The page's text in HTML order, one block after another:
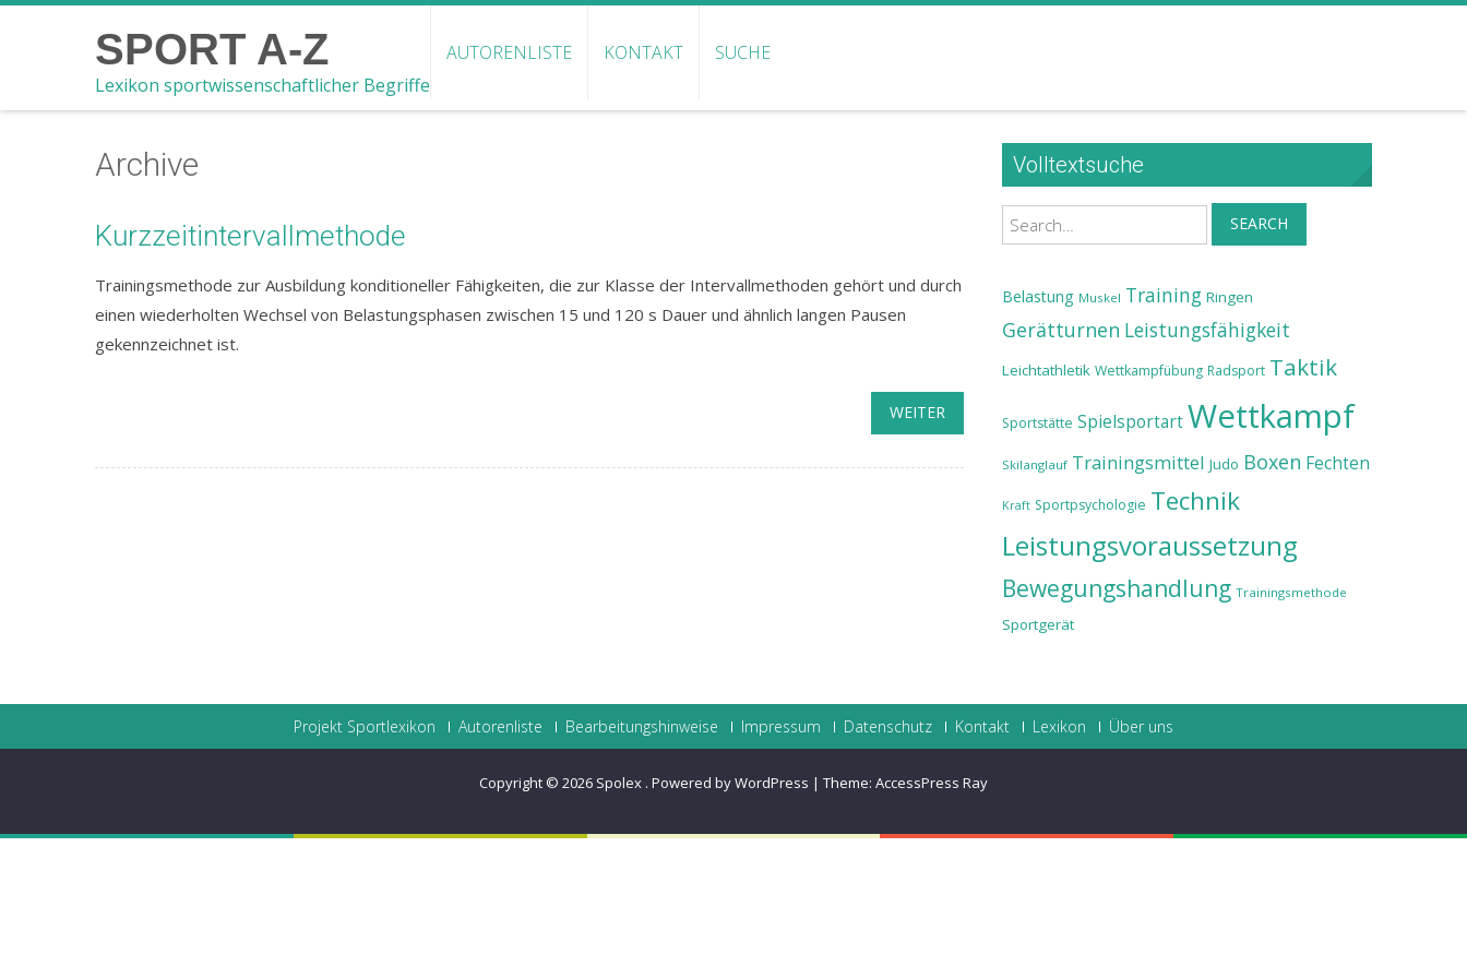
SPORT A-Z
Lexikon sportwissenschaftlicher Begriffe
AUTORENLISTE KONTAKT SUCHE
Archive
Kurzzeitintervallmethode
Trainingsmethode zur Ausbildung konditioneller Fähigkeiten, die zur Klasse der Intervallmethoden gehört und durch
einen wiederholten Wechsel von Belastungsphasen zwischen 15 und 120 s Dauer und ähnlich langen Pausen
gekennzeichnet ist.
WEITER
Volltextsuche
Search SEARCH
Belastung Muskel Training Ringen
Gerätturnen Leistungsfähigkeit
Leichtathletik Wettkampfübung Radsport Taktik
Sportstätte Spielsportart Wettkampf
Skilanglauf Trainingsmittel Judo Boxen Fechten
Kraft Sportpsychologie Technik
Leistungsvoraussetzung
Bewegungshandlung Trainingsmethode
Sportgerät
Projekt Sportlexikon Autorenliste Bearbeitungshinweise Impressum Datenschutz Kontakt Lexikon Über uns
Copyright © 2026 Spolex . Powered by WordPress | Theme: AccessPress Ray